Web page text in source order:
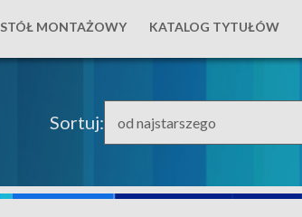
STÓŁ MONTAŻOWY KATALOG TYTUŁÓW
Sortuj: